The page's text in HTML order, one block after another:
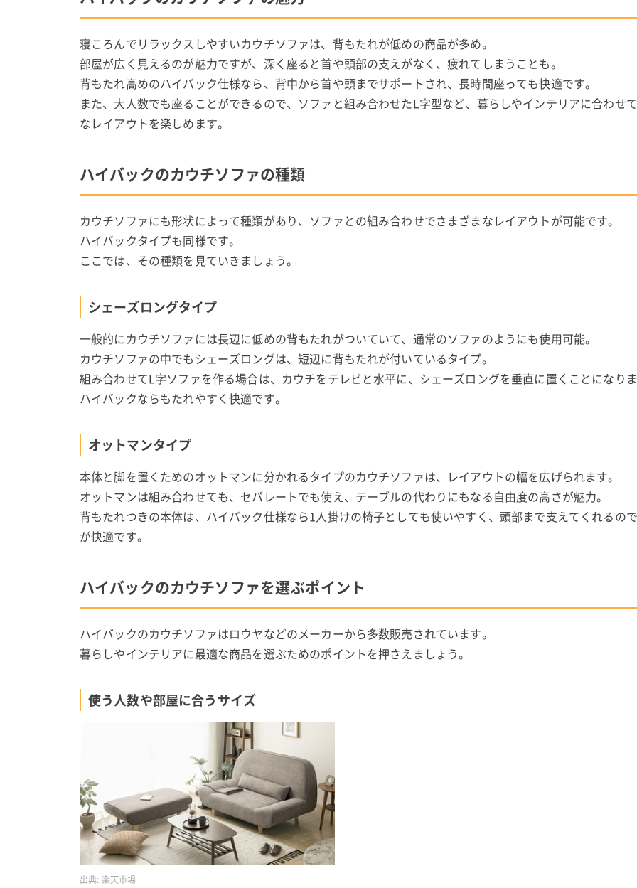
寝ころんでリラックスしやすいカウチソファは、背もたれが低めの商品が多め。
部屋が広く見えるのが魅力ですが、深く座ると首や頭部の支えがなく、疲れてしまうことも。
背もたれ高めのハイバック仕様なら、背中から首や頭までサポートされ、長時間座っても快適です。
また、大人数でも座ることができるので、ソファと組み合わせたL字型など、暮らしやインテリアに合わせ
なレイアウトを楽しめます。
ハイバックのカウチソファの種類
カウチソファにも形状によって種類があり、ソファとの組み合わせでさまざまなレイアウトが可能です。
ハイバックタイプも同様です。
ここでは、その種類を見ていきましょう。
シェーズロングタイプ
一般的にカウチソファには長辺に低めの背もたれがついていて、通常のソファのようにも使用可能。
カウチソファの中でもシェーズロングは、短辺に背もたれが付いているタイプ。
組み合わせてL字ソファを作る場合は、カウチをテレビと水平に、シェーズロングを垂直に置くことになりま
ハイバックならもたれやすく快適です。
オットマンタイプ
本体と脚を置くためのオットマンに分かれるタイプのカウチソファは、レイアウトの幅を広げられます。
オットマンは組み合わせても、セパレートでも使え、テーブルの代わりにもなる自由度の高さが魅力。
背もたれつきの本体は、ハイバック仕様なら1人掛けの椅子としても使いやすく、頭部まで支えてくれるの
が快適です。
ハイバックのカウチソファを選ぶポイント
ハイバックのカウチソファはロウヤなどのメーカーから多数販売されています。
暮らしやインテリアに最適な商品を選ぶためのポイントを押さえましょう。
使う人数や部屋に合うサイズ
出典: 楽天市場